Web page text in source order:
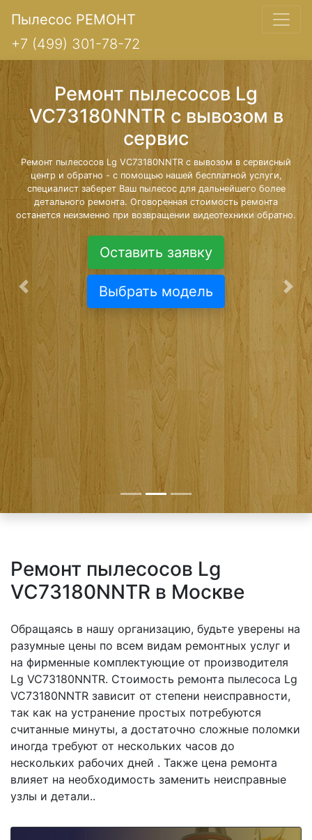
Пылесос РЕМОНТ
+7 (499) 301-78-72
Ремонт пылесосов Lg
VC73180NNTR с вывозом в
сервис
Ремонт пылесосов Lg VC73180NNTR с вывозом в сервисный
центр и обратно - с помощью нашей бесплатной услуги,
специалист заберет Ваш пылесос для дальнейшего более
детального ремонта. Оговоренная стоимость ремонта
останется неизменно при возвращении видеотехники обратно.
Оставить заявку
Выбрать модель
Предыдущая
Ремонт пылесосов Lg
VC73180NNTR в Москве
Обращаясь в нашу организацию, будьте уверены на
разумные цены по всем видам ремонтных услуг и
на фирменные комплектующие от производителя
Lg VC73180NNTR. Стоимость ремонта пылесоса Lg
VC73180NNTR зависит от степени неисправности,
так как на устранение простых потребуются
считанные минуты, а достаточно сложные поломки
иногда требуют от нескольких часов до
нескольких рабочих дней . Также цена ремонта
влияет на необходимость заменить неисправные
узлы и детали..